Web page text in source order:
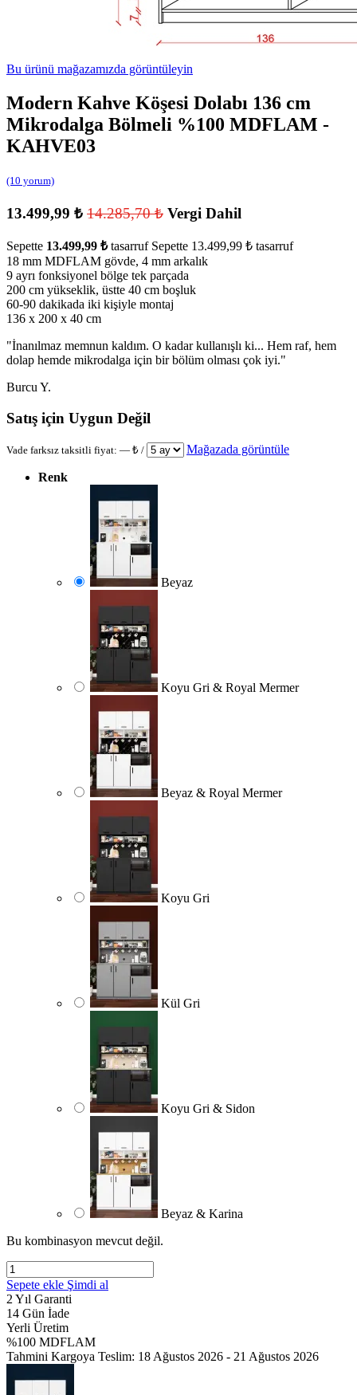
Bu ürünü mağazamızda görüntüleyin
Modern Kahve Köşesi Dolabı 136 cm
Mikrodalga Bölmeli %100 MDFLAM -
KAHVE03
(10 yorum)
13.499,99 ₺ 14.285,70₺ Vergi Dahil
Sepette 13.499,99 ₺ tasarruf Sepette 13.499,99 ₺ tasarruf
18 mm MDFLAM gövde, 4 mm arkalık
9 ayrı fonksiyonel bölge tek parçada
200 cm yükseklik, üstte 40 cm boşluk
60-90 dakikada iki kişiyle montaj
136 x 200 x 40 cm
"İnanılmaz memnun kaldım. O kadar kullanışlı ki... Hem raf, hem
dolap hemde mikrodalga için bir bölüm olması çok iyi."
Burcu Y.
Satış için Uygun Değil
Vade farksız taksitli fiyat: — ₺ / Mağazada görüntüle
Renk
Beyaz
Koyu Gri & Royal Mermer
Beyaz & Royal Mermer
Koyu Gri
Kül Gri
Koyu Gri & Sidon
Beyaz & Karina
Bu kombinasyon mevcut değil.
Sepete ekle Şimdi al
2 Yıl Garanti
14 Gün İade
Yerli Üretim
%100 MDFLAM
Tahmini Kargoya Teslim: 18 Ağustos 2026 - 21 Ağustos 2026